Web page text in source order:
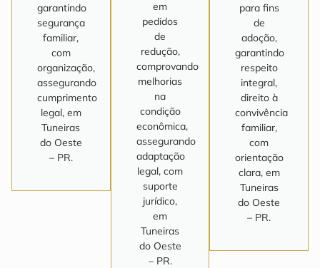
garantindo
segurança
familiar,
com
organização,
assegurando
cumprimento
legal, em
Tuneiras
do Oeste
– PR.
em
pedidos
de
redução,
comprovando
melhorias
na
condição
econômica,
assegurando
adaptação
legal, com
suporte
jurídico,
em
Tuneiras
do Oeste
– PR.
para fins
de
adoção,
garantindo
respeito
integral,
direito à
convivência
familiar,
com
orientação
clara, em
Tuneiras
do Oeste
– PR.